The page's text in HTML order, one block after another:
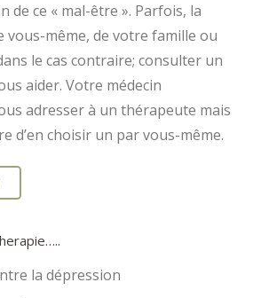
de ce « mal-être ». Parfois, la
vous-même, de votre famille ou
le cas contraire; consulter un
aider. Votre médecin
adresser à un thérapeute mais
d’en choisir un par vous-même.
la dépression